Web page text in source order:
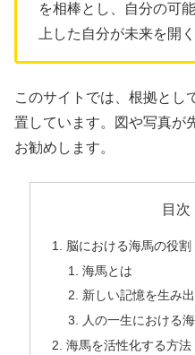
を相棒とし、自分の可
上した自分が未来を開
このサイトでは、根拠とし
置しています。図や写真が
お勧めします。
目次
脳における海馬の役割
海馬とは
新しい記憶を生み
人の一生における
海馬を活性化する方法